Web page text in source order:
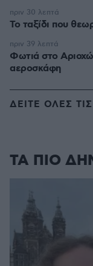
Το ταξίδι που
πριν 30 λεπτά
Φωτιά στο
αεροσκάφη
πριν 39 λεπτά
ΔΕΙΤΕ ΟΛΕΣ
ΤΑ ΠΙΟ